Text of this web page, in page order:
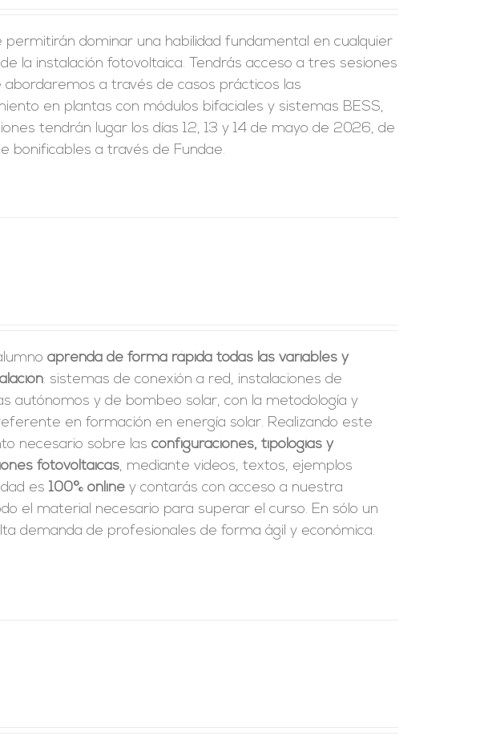
dominar una habilidad fundamental en cualquier
la instalación fotovoltaica. Tendrás acceso a tres sesiones
a través de casos prácticos las
en plantas con módulos bifaciales y sistemas BESS,
tendrán lugar los días 12, 13 y 14 de mayo de 2026, de
bonificables a través de Fundae.
aprenda de forma rápida todas las variables y
: sistemas de conexión a red, instalaciones de
autónomos y de bombeo solar, con la metodología y
en formación en energía solar. Realizando este
necesario sobre lasconfiguraciones, tipologías y
fotovoltaicas, mediante videos, textos, ejemplos
es100% online y contarás con acceso a nuestra
el material necesario para superar el curso. En sólo un
demanda de profesionales de forma ágil y económica.